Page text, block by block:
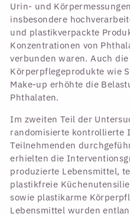
Urin- und
insbesondere
und plastikverpackte
Konzentrationen von
verbunden waren. Auch
Körperpflegeprodukte wie
Make-up erhöhte die
Phthalaten.
Im zweiten Teil der
randomisierte kontrollierte
Teilnehmenden
erhielten die
produzierte Lebensmittel,
plastikfreie
sowie plastikarme
Lebensmittel wurden